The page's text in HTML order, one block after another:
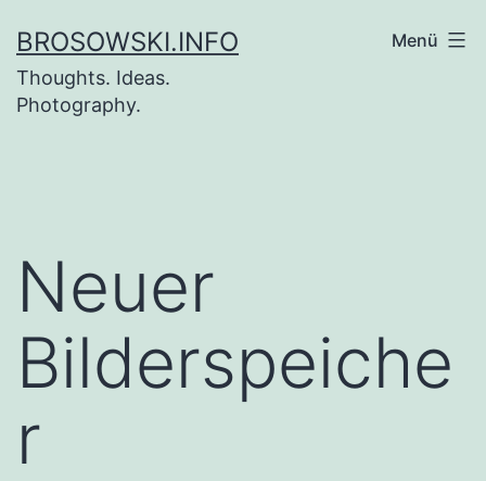
Inhalt
springen
BROSOWSKI.INFO
Thoughts. Ideas.
Photography.
Menü
Neuer
Bilderspeiche
r